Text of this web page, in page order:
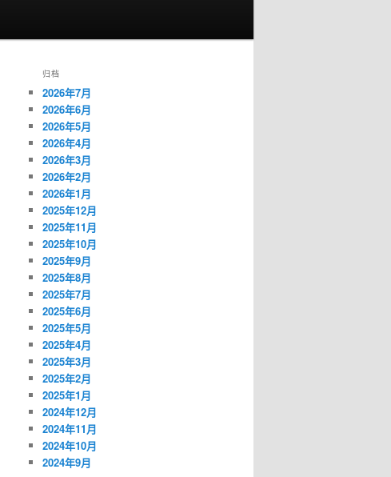
归档
2026年7月
2026年6月
2026年5月
2026年4月
2026年3月
2026年2月
2026年1月
2025年12月
2025年11月
2025年10月
2025年9月
2025年8月
2025年7月
2025年6月
2025年5月
2025年4月
2025年3月
2025年2月
2025年1月
2024年12月
2024年11月
2024年10月
2024年9月